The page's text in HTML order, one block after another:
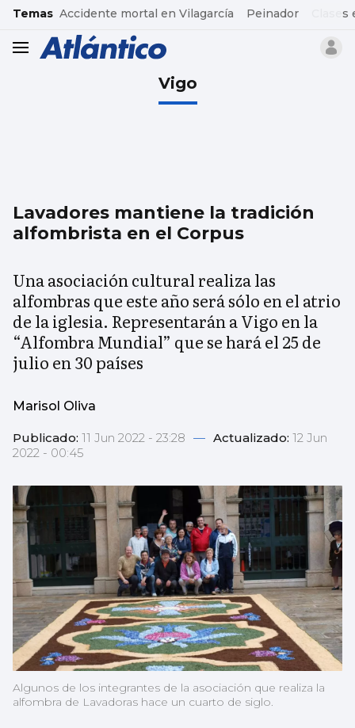
common.go-to-content
Temas Accidente mortal en Vilagarcía Peinador
header.menu.open
Vigo
Lavadores mantiene la tradición
alfombrista en el Corpus
Una asociación cultural realiza las
alfombras que este año será sólo en el atrio
de la iglesia. Representarán a Vigo en la
“Alfombra Mundial” que se hará el 25 de
julio en 30 países
Marisol Oliva
Publicado: 11 Jun 2022 - 23:28 — Actualizado: 12 Jun
2022 - 00:45
Algunos de los integrantes de la asociación que realiza la
alfombra de Lavadoras hace un cuarto de siglo.